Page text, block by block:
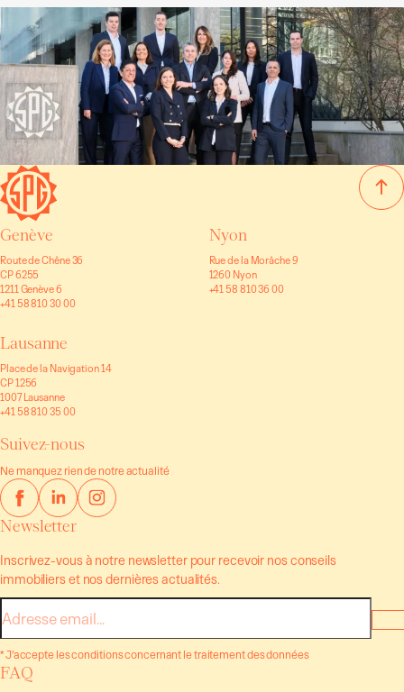
Genève
Route de Chêne 36
CP 6255
1211 Genève 6
+41 58 810 30 00
Nyon
Rue de la Morâche 9
1260 Nyon
+41 58 810 36 00
Lausanne
Place de la Navigation 14
CP 1256
1007 Lausanne
+41 58 810 35 00
Suivez-nous
Ne manquez rien de notre actualité
Newsletter
Inscrivez-vous à notre newsletter pour recevoir nos conseils
immobiliers et nos dernières actualités.
E-
mail
* J’accepte les conditions concernant le traitement des données
FAQ